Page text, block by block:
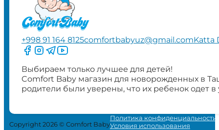
+998 91 164 8125comfortbabyuz@gmail.comKatta
Следите за нами на Facebook
Следите за нами в Instagram
Следите за нами в Telegram
Следите за нами в YouTube
Выбираем только лучшее для детей!
Comfort Baby магазин для новорожденных в
родители были уверены, что их ребенок одет
Copyright 2026 © Comfort Baby
Политика конфиденциальности
Условия использования